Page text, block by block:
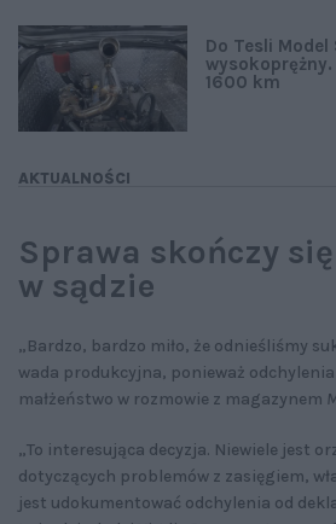
AKTUALNOŚCI
Do Tesli Model
1600 km
Sprawa skończy
w sądzie
„Bardzo, bardzo miło, że odnieśliśmy
wada produkcyjna, ponieważ
małżeństwo w rozmowie z magazynem
„To interesująca decyzja. Niewiele jest
dotyczących problemów z zasięgiem,
jest udokumentować odchylenia od